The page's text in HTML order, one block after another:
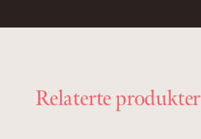
Relaterte produkter